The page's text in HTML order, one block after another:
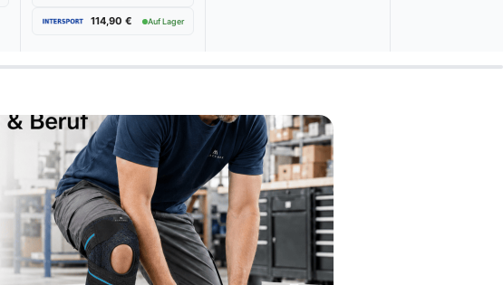
114,90 € Auf Lager
& Vergleich: